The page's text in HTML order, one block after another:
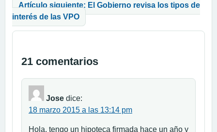
Artículo siguiente: El Gobierno revisa los tipos de
interés de las VPO
21 comentarios
Jose dice:
18 marzo 2015 a las 13:14 pm
Hola, tengo un hipoteca firmada hace un año y